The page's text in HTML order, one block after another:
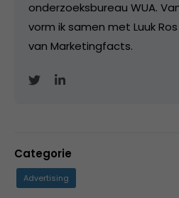
onderzoeksbureau WUA.
vorm ik samen met Luuk
van Marketingfacts.
Categorie
Advertising